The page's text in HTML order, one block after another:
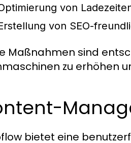
von
von SEO-
Maßnahmen sind
zu erhöhen
bietet eine